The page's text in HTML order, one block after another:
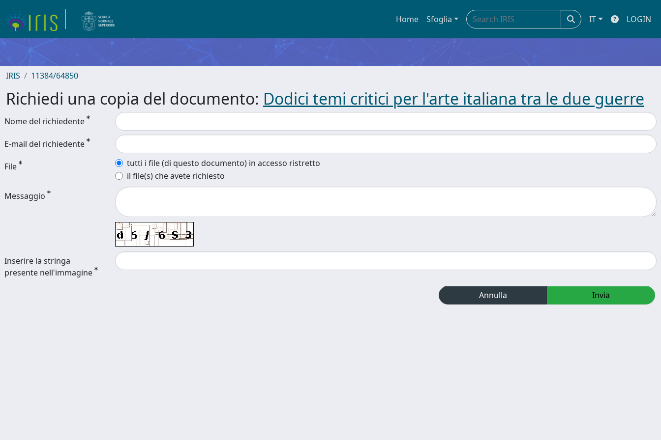
Home Sfoglia IT LOGIN
IRIS 11384/64850
Richiedi una copia del documento: Dodici temi critici per l'arte italiana tra le due guerre
Nome del richiedente
E-mail del richiedente
File
tutti i file (di questo documento) in accesso ristretto
il file(s) che avete richiesto
Messaggio
Inserire la stringa
presente nell'immagine
Annulla Invia